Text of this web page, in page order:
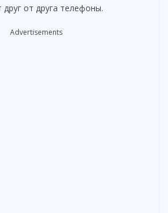
от друга телефоны.
Advertisements